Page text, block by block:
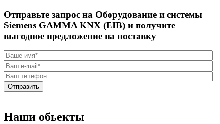
Отправьте запрос на Оборудование и системы
Siemens GAMMA KNX (EIB) и получите
выгодное предложение на поставку
Отправить
Наши обьекты